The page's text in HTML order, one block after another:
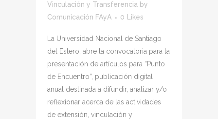
Vinculación y Transferencia by
Comunicación FAyA
0 Likes
La Universidad Nacional de Santiago
del Estero, abre la convocatoria para la
presentación de artículos para “Punto
de Encuentro”, publicación digital
anual destinada a difundir, analizar y/o
reflexionar acerca de las actividades
de extensión, vinculación y